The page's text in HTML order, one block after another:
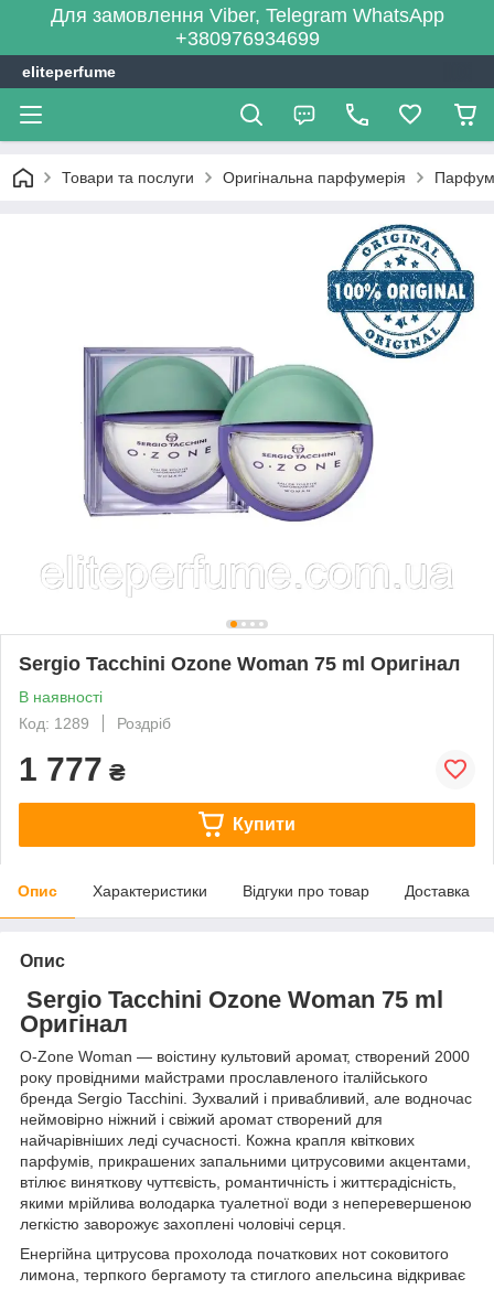
Для замовлення Viber, Telegram WhatsApp
+380976934699
eliteperfume
Товари та послуги Оригінальна парфумерія
Sergio Tacchini Ozone Woman 75 ml Оригінал
В наявності
Код: 1289
Роздріб
1 777 ₴
Купити
Опис Характеристики Відгуки про товар Доставка
Опис
Sergio Tacchini Ozone Woman 75 ml
Оригінал
O-Zone Woman — воістину культовий аромат, створений 2000
року провідними майстрами прославленого італійського
бренда Sergio Tacchini. Зухвалий і привабливий, але водночас
неймовірно ніжний і свіжий аромат створений для
найчарівніших леді сучасності. Кожна крапля квіткових
парфумів, прикрашених запальними цитрусовими акцентами,
втілює виняткову чуттєвість, романтичність і життєрадісність,
якими мрійлива володарка туалетної води з неперевершеною
легкістю заворожує захоплені чоловічі серця.
Енергійна цитрусова прохолода початкових нот соковитого
лимона, терпкого бергамоту та стиглого апельсина відкриває